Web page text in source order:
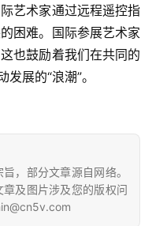
艺术家通过远程遥控指
困难。国际参展艺术家
也鼓励着我们在共同的
展的“浪潮”。
，部分文章源自网络。
及图片涉及您的版权问